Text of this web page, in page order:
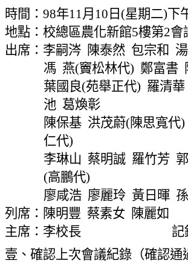
臺
大
校
訊
English
關
於
書
時間： 98年11月 10 日 (星期二)下
地點：校總區農化新館5樓第2會
出席：李嗣涔 陳泰然 包宗和
馮 燕(竇松林代) 鄭富書
葉國良(苑舉正代) 羅清華
池 葛煥彰
陳保基 洪茂蔚(陳思寬代)
仁代)
李琳山 蔡明誠 羅竹芳
(高鵬代)
廖咸浩 廖麗玲 黃日暉
列席：陳明豐 蔡素女 陳麗如
主席：李校長
記
壹、確認上次會議紀錄（確認通